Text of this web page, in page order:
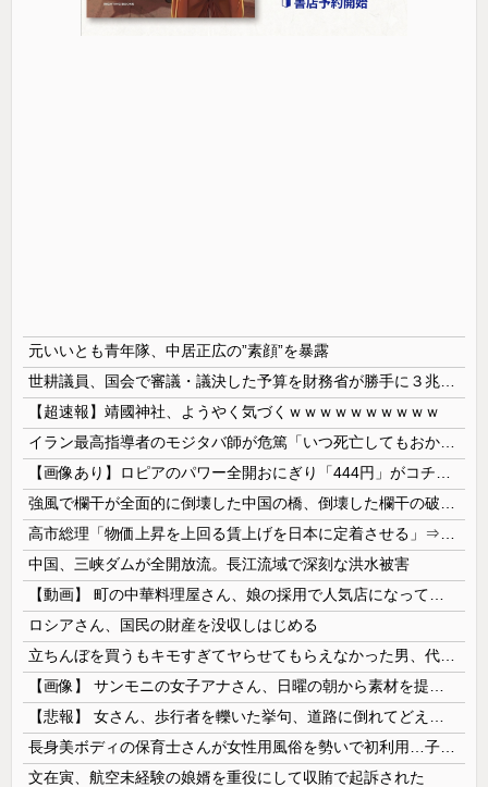
元いいとも青年隊、中居正広の”素顔”を暴露
【超速報】靖國神社、ようやく気づくｗｗｗｗｗｗｗｗｗｗ
中国、三峡ダムが全開放流。長江流域で深刻な洪水被害
ロシアさん、国民の財産を没収しはじめる
文在寅、航空未経験の娘婿を重役にして収賄で起訴された